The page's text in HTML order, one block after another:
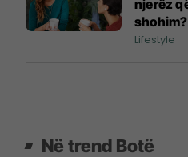
njerëz
shohim?
Lifestyle
Në trend Botë